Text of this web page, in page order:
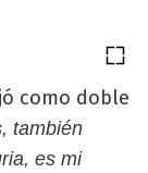
como doble
también
es mi